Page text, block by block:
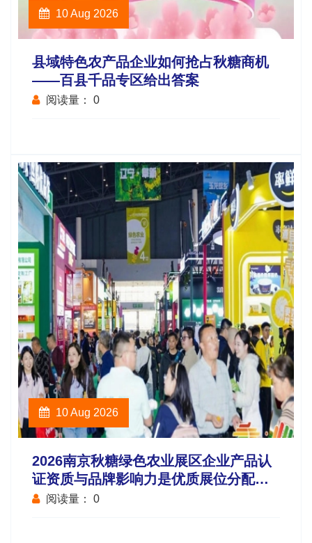
10 Aug 2026
县域特色农产品企业如何抢占秋糖商机
——百县千品专区给出答案
阅读量： 0
10 Aug 2026
2026南京秋糖绿色农业展区企业产品认
证资质与品牌影响力是优质展位分配重
要参考
阅读量： 0